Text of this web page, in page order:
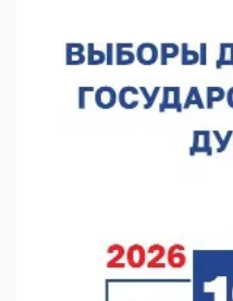
строительства
06.08.2026 17:24
Глеб Никитин